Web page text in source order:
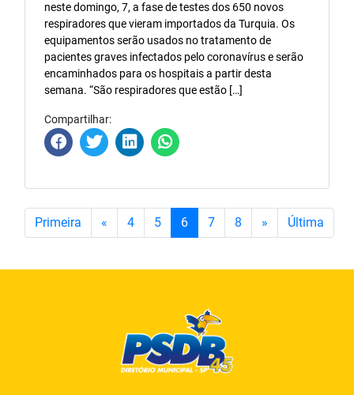
neste domingo, 7, a fase de testes dos 650 novos
respiradores que vieram importados da Turquia. Os
equipamentos serão usados no tratamento de
pacientes graves infectados pelo coronavírus e serão
encaminhados para os hospitais a partir desta
semana. “São respiradores que estão […]
Compartilhar:
Primeira « 4 5 6 7 8 » Última